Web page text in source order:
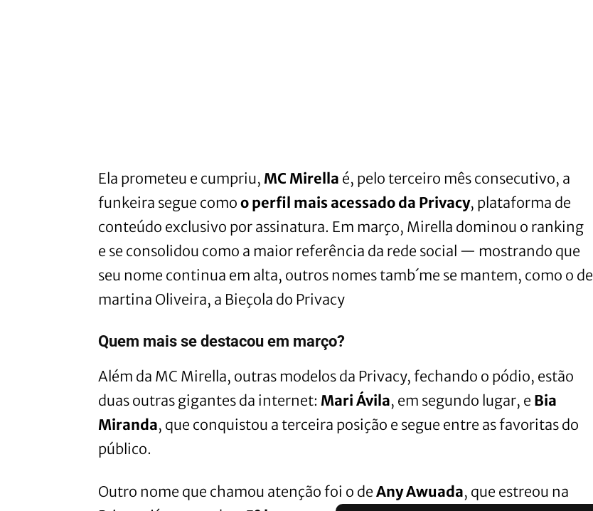
Ela prometeu e cumpriu, MC Mirella é, pelo terceiro mês consecutivo, a
funkeira segue como o perfil mais acessado da Privacy, plataforma de
conteúdo exclusivo por assinatura. Em março, Mirella dominou o ranking
e se consolidou como a maior referência da rede social — mostrando que
seu nome continua em alta, outros nomes tamb´me se mantem, como o de
martina Oliveira, a Bieçola do Privacy
Quem mais se destacou em março?
Além da MC Mirella, outras modelos da Privacy, fechando o pódio, estão
duas outras gigantes da internet: Mari Ávila, em segundo lugar, e Bia
Miranda, que conquistou a terceira posição e segue entre as favoritas do
público.
Outro nome que chamou atenção foi o de Any Awuada, que estreou na